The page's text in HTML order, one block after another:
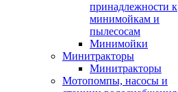
принадлежности к
минимойкам и
пылесосам
Минимойки
Минитракторы
Минитракторы
Мотопомпы, насосы и